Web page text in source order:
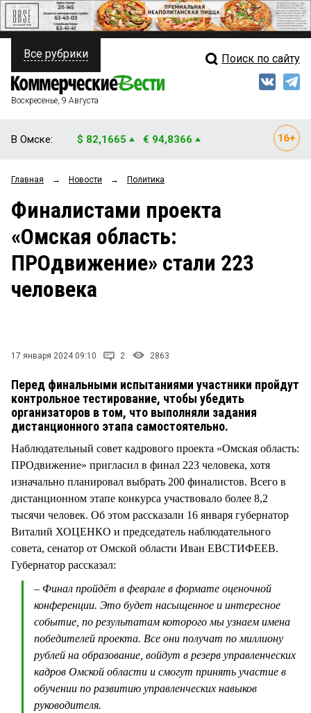
ПОЛИТИКА
ФИНАНСЫ
ОБЩЕСТВО
ЗАКОН
Свежий выпуск
Рейтинги
Архив
Все рубрики Поиск по сайту
Воскресенье, 9 Августа
В Омске: $ 82,1665 € 94,8366
Главная → Новости → Политика
Финалистами проекта
«Омская область:
ПРОдвижение» стали 223
человека
17 января 2024 09:10 2 2863
Перед финальными испытаниями участники пройдут
контрольное тестирование, чтобы убедить
организаторов в том, что выполняли задания
дистанционного этапа самостоятельно.
Наблюдательный совет кадрового проекта «Омская область:
ПРОдвижение» пригласил в финал 223 человека, хотя
изначально планировал выбрать 200 финалистов. Всего в
дистанционном этапе конкурса участвовало более 8,2
тысячи человек. Об этом рассказали 16 января губернатор
Виталий ХОЦЕНКО и председатель наблюдательного
совета, сенатор от Омской области Иван ЕВСТИФЕЕВ.
Губернатор рассказал:
– Финал пройдёт в феврале в формате оценочной
конференции. Это будет насыщенное и интересное
событие, по результатам которого мы узнаем имена
победителей проекта. Все они получат по миллиону
рублей на образование, войдут в резерв управленческих
кадров Омской области и смогут принять участие в
обучении по развитию управленческих навыков
руководителя.